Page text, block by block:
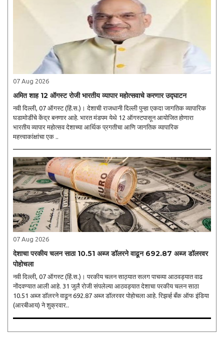
07 Aug 2026
अमित शाह 12 ऑगस्ट रोजी भारतीय व्यापार महोत्सवाचे करणार उद्घाटन
नवी दिल्ली, 07 ऑगस्ट (हिं.स.)। देशाची राजधानी दिल्ली पुन्हा एकदा जागतिक व्यापारिक
घडामोडींचे केंद्र बनणार आहे. भारत मंडपम येथे 12 ऑगस्टपासून आयोजित होणारा
भारतीय व्यापार महोत्सव देशाच्या आर्थिक प्रगतीचा आणि जागतिक व्यापारिक
महत्त्वाकांक्षांचा एक ..
07 Aug 2026
देशाचा परकीय चलन साठा 10.51 अब्ज डॉलरने वाढून 692.87 अब्ज डॉलरवर
पोहोचला
नवी दिल्ली, 07 ऑगस्ट (हिं.स.)। परकीय चलन साठ्यात सलग पाचव्या आठवड्यात वाढ
नोंदवण्यात आली आहे. 31 जुलै रोजी संपलेल्या आठवड्यात देशाचा परकीय चलन साठा
10.51 अब्ज डॉलरने वाढून 692.87 अब्ज डॉलरवर पोहोचला आहे. रिझर्व्ह बँक ऑफ इंडिया
(आरबीआय) ने शुक्रवार..